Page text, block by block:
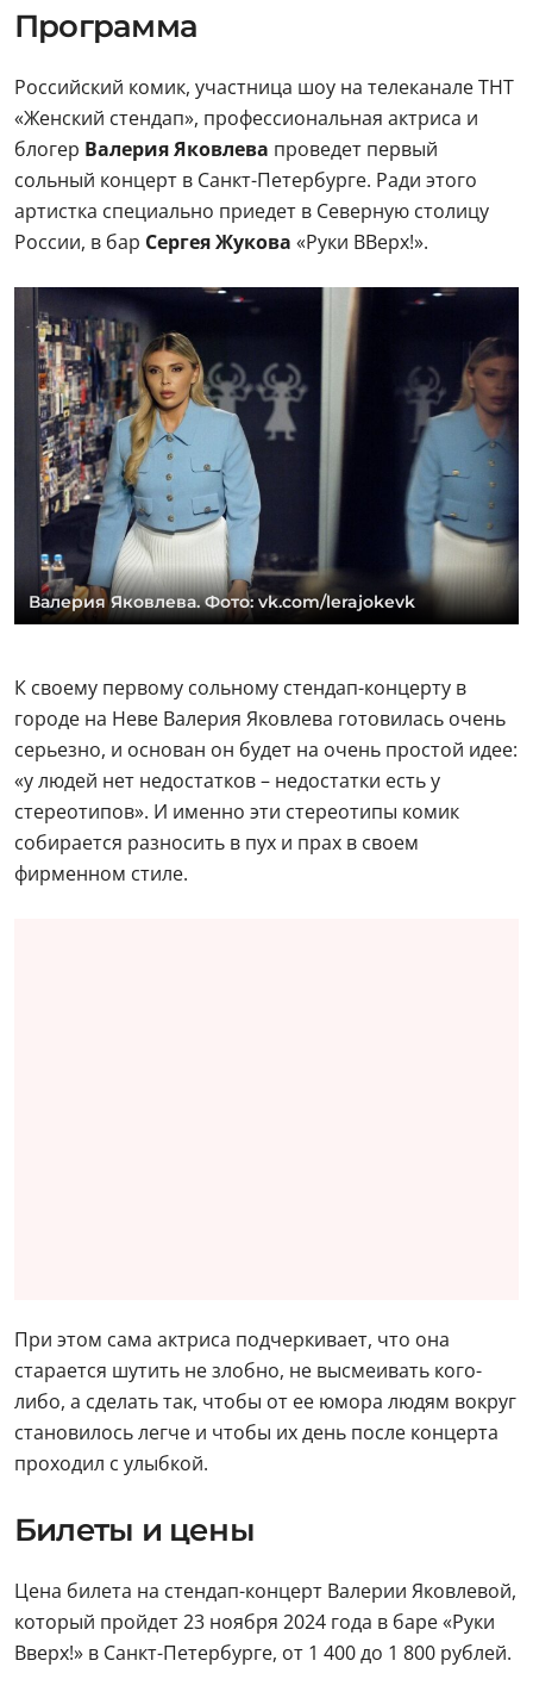
Программа
Российский комик, участница шоу на телеканале ТНТ
«Женский стендап», профессиональная актриса и
блогер Валерия Яковлева проведет первый
сольный концерт в Санкт-Петербурге. Ради этого
артистка специально приедет в Северную столицу
России, в бар Сергея Жукова «Руки ВВерх!».
Валерия Яковлева. Фото: vk.com/lerajokevk
К своему первому сольному стендап-концерту в
городе на Неве Валерия Яковлева готовилась очень
серьезно, и основан он будет на очень простой идее:
«у людей нет недостатков – недостатки есть у
стереотипов». И именно эти стереотипы комик
собирается разносить в пух и прах в своем
фирменном стиле.
При этом сама актриса подчеркивает, что она
старается шутить не злобно, не высмеивать кого-
либо, а сделать так, чтобы от ее юмора людям вокруг
становилось легче и чтобы их день после концерта
проходил с улыбкой.
Билеты и цены
Цена билета на стендап-концерт Валерии Яковлевой,
который пройдет 23 ноября 2024 года в баре «Руки
Вверх!» в Санкт-Петербурге, от 1 400 до 1 800 рублей.